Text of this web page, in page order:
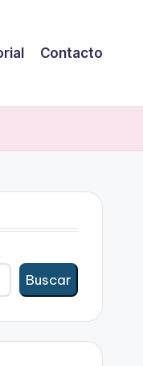
Contacto
Buscar